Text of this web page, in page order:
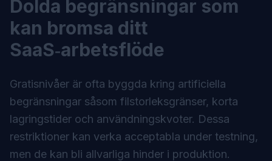
Dolda begränsningar som
kan bromsa ditt
SaaS‑arbetsflöde
Gratisnivåer är ofta byggda kring artificiella
begränsningar såsom filstorleksgränser, korta
lagringstider och användningskvoter. Dessa
restriktioner kan verka acceptabla under testning,
men de kan bli allvarliga hinder i produktion.